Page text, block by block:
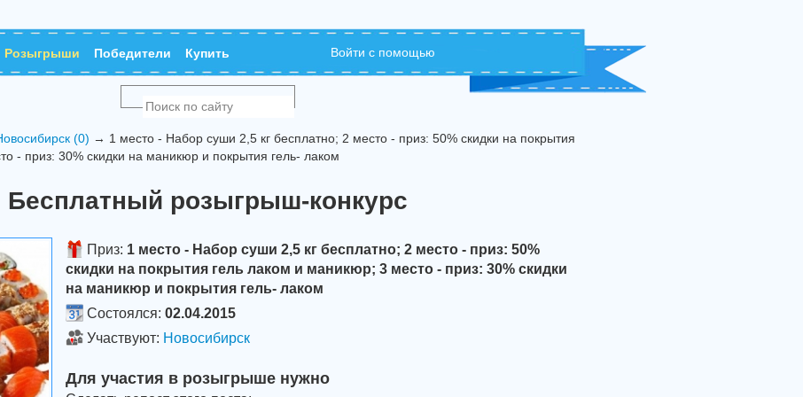
Розыгрыши Победители Купить Войти с помощью
(0) → 1 место - Набор суши 2,5 кг бесплатно; 2 место - приз: 50% скидки на покрытия
- приз: 30% скидки на маникюр и покрытия гель- лаком
Бесплатный розыгрыш-конкурс
Приз: 1 место - Набор суши 2,5 кг бесплатно; 2 место - приз: 50%
скидки на покрытия гель лаком и маникюр; 3 место - приз: 30% скидки
на маникюр и покрытия гель- лаком
Состоялся: 02.04.2015
Участвуют: Новосибирск
Для участия в розыгрыше нужно